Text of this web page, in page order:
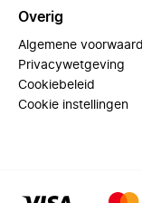
Overig
Algemene
Privacywetgeving
Cookiebeleid
Cookie instellingen